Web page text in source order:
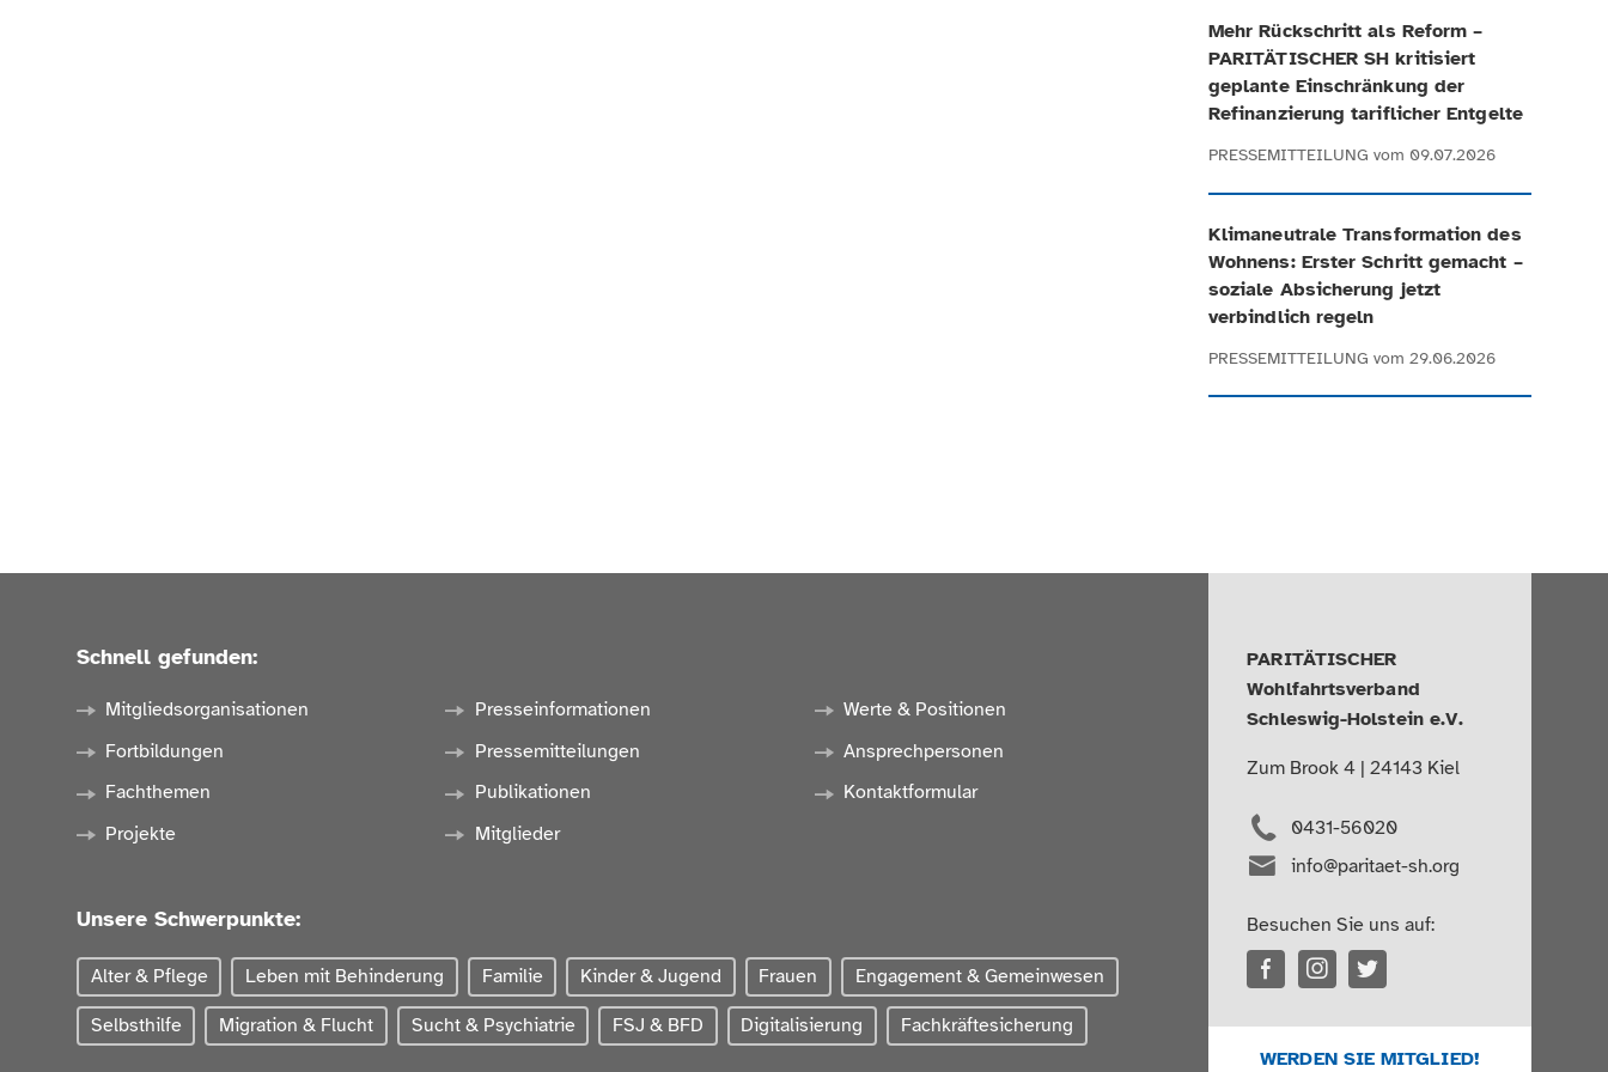
Mehr Rückschritt als Reform –
PARITÄTISCHER SH kritisiert
geplante Einschränkung der
Refinanzierung tariflicher Entgelte
PRESSEMITTEILUNG vom 09.07.2026
Klimaneutrale Transformation des
Wohnens: Erster Schritt gemacht –
soziale Absicherung jetzt
verbindlich regeln
PRESSEMITTEILUNG vom 29.06.2026
Schnell gefunden:
Mitgliedsorganisationen
Fortbildungen
Fachthemen
Projekte
Presseinformationen
Pressemitteilungen
Publikationen
Mitglieder
Werte & Positionen
Ansprechpersonen
Kontaktformular
Unsere Schwerpunkte:
Alter & Pflege Leben mit Behinderung Familie Kinder & Jugend Frauen Engagement & Gemeinwesen
Selbsthilfe Migration & Flucht Sucht & Psychiatrie FSJ & BFD Digitalisierung Fachkräftesicherung
PARITÄTISCHER
Wohlfahrtsverband
Schleswig-Holstein e.V.
Zum Brook 4 | 24143 Kiel
0431-56020
info@paritaet-sh.org
Besuchen Sie uns auf:
WERDEN SIE MITGLIED!